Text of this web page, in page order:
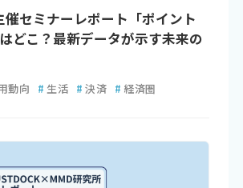
催セミナーレポート「ポイント
どこ？最新データが示す未来の
動向 # 生活 # 決済 # 経済圏